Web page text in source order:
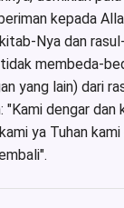
kepada
Nya dan
membeda-
yang lain) dari
"Kami dengar dan
ya Tuhan